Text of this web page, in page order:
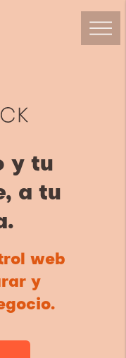
y tu
, a tu
web
y